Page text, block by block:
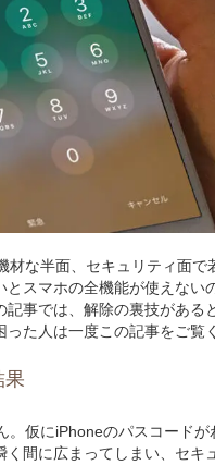
な半面、セキュリティ面で
スマホの全機能が使えない
事では、解除の裏技がある
た人は一度この記事をご覧
果
仮にiPhoneのパスコード
間に広まってしまい、セキ